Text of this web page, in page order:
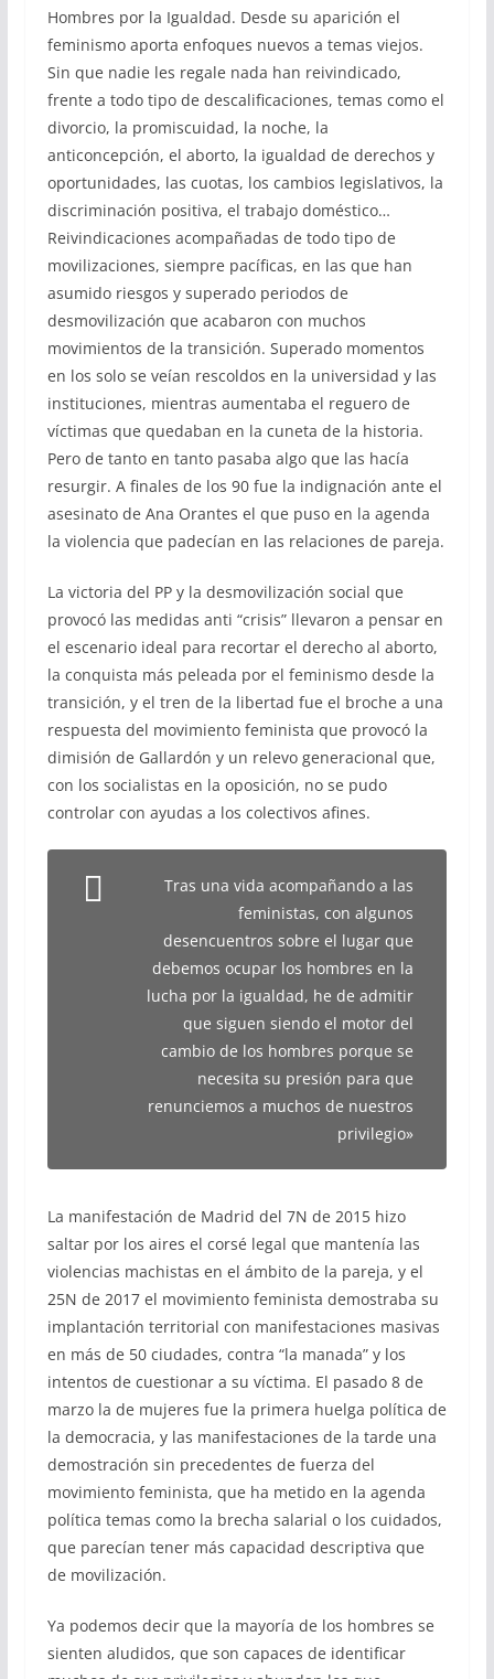
Hombres por la Igualdad. Desde su aparición el
feminismo aporta enfoques nuevos a temas viejos.
Sin que nadie les regale nada han reivindicado,
frente a todo tipo de descalificaciones, temas como el
divorcio, la promiscuidad, la noche, la
anticoncepción, el aborto, la igualdad de derechos y
oportunidades, las cuotas, los cambios legislativos, la
discriminación positiva, el trabajo doméstico…
Reivindicaciones acompañadas de todo tipo de
movilizaciones, siempre pacíficas, en las que han
asumido riesgos y superado periodos de
desmovilización que acabaron con muchos
movimientos de la transición. Superado momentos
en los solo se veían rescoldos en la universidad y las
instituciones, mientras aumentaba el reguero de
víctimas que quedaban en la cuneta de la historia.
Pero de tanto en tanto pasaba algo que las hacía
resurgir. A finales de los 90 fue la indignación ante el
asesinato de Ana Orantes el que puso en la agenda
la violencia que padecían en las relaciones de pareja.
La victoria del PP y la desmovilización social que
provocó las medidas anti “crisis” llevaron a pensar en
el escenario ideal para recortar el derecho al aborto,
la conquista más peleada por el feminismo desde la
transición, y el tren de la libertad fue el broche a una
respuesta del movimiento feminista que provocó la
dimisión de Gallardón y un relevo generacional que,
con los socialistas en la oposición, no se pudo
controlar con ayudas a los colectivos afines.
Tras una vida acompañando a las
feministas, con algunos
desencuentros sobre el lugar que
debemos ocupar los hombres en la
lucha por la igualdad, he de admitir
que siguen siendo el motor del
cambio de los hombres porque se
necesita su presión para que
renunciemos a muchos de nuestros
privilegio»
La manifestación de Madrid del 7N de 2015 hizo
saltar por los aires el corsé legal que mantenía las
violencias machistas en el ámbito de la pareja, y el
25N de 2017 el movimiento feminista demostraba su
implantación territorial con manifestaciones masivas
en más de 50 ciudades, contra “la manada” y los
intentos de cuestionar a su víctima. El pasado 8 de
marzo la de mujeres fue la primera huelga política de
la democracia, y las manifestaciones de la tarde una
demostración sin precedentes de fuerza del
movimiento feminista, que ha metido en la agenda
política temas como la brecha salarial o los cuidados,
que parecían tener más capacidad descriptiva que
de movilización.
Ya podemos decir que la mayoría de los hombres se
sienten aludidos, que son capaces de identificar